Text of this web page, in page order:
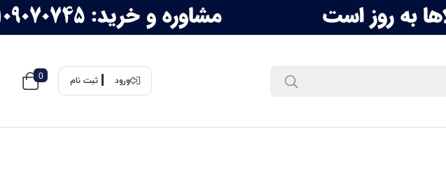
ورود ثبت نام 0